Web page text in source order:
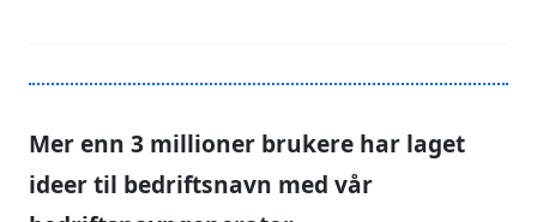
Mer enn 3 millioner brukere har laget
ideer til bedriftsnavn med vår